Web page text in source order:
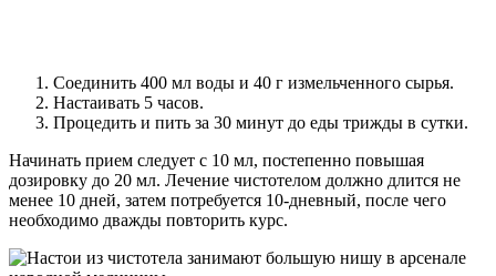
Соединить 400 мл воды и 40 г измельченного сырья.
Настаивать 5 часов.
Процедить и пить за 30 минут до еды трижды в сутки.
Начинать прием следует с 10 мл, постепенно повышая
дозировку до 20 мл. Лечение чистотелом должно длится не
менее 10 дней, затем потребуется 10-дневный, после чего
необходимо дважды повторить курс.